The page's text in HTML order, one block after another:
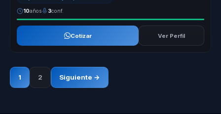
10años 3conf.
Cotizar Ver Perfil
1 2 Siguiente →